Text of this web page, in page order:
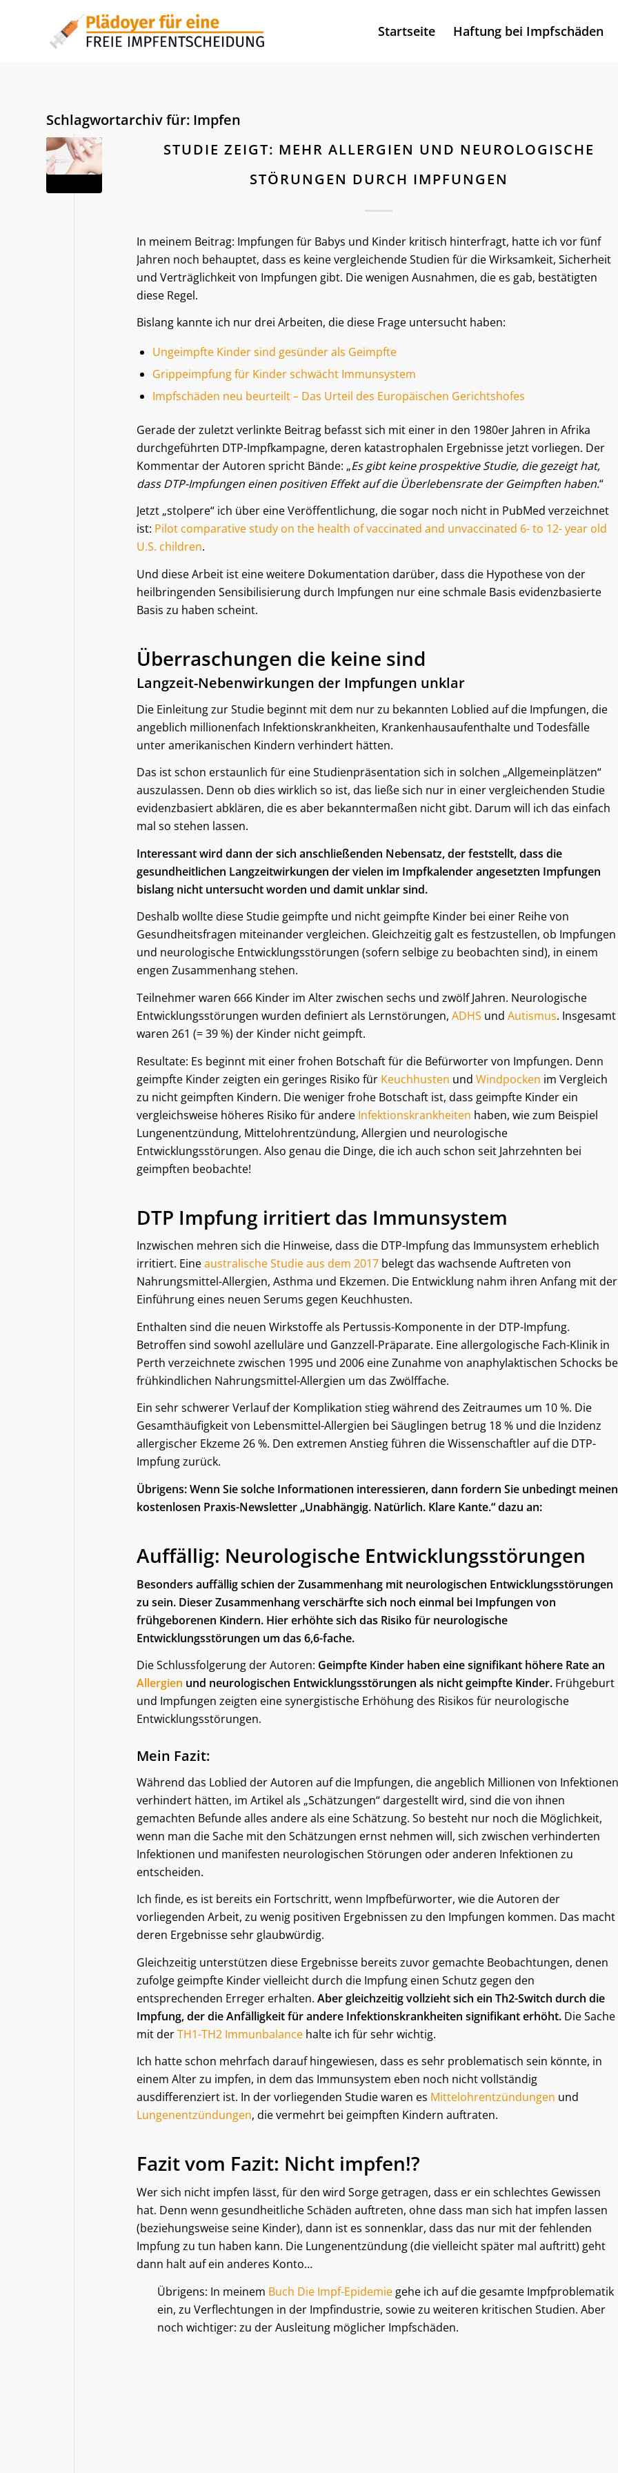
Startseite Haftung bei Impfschäden
Schlagwortarchiv für: Impfen
STUDIE ZEIGT: MEHR ALLERGIEN UND NEUROLOGISCHE
STÖRUNGEN DURCH IMPFUNGEN
In meinem Beitrag: Impfungen für Babys und Kinder kritisch hinterfragt, hatte ich vor fünf
Jahren noch behauptet, dass es keine vergleichende Studien für die Wirksamkeit, Sicherheit
und Verträglichkeit von Impfungen gibt. Die wenigen Ausnahmen, die es gab, bestätigten
diese Regel.
Bislang kannte ich nur drei Arbeiten, die diese Frage untersucht haben:
Ungeimpfte Kinder sind gesünder als Geimpfte
Grippeimpfung für Kinder schwächt Immunsystem
Impfschäden neu beurteilt – Das Urteil des Europäischen Gerichtshofes
Gerade der zuletzt verlinkte Beitrag befasst sich mit einer in den 1980er Jahren in Afrika
durchgeführten DTP-Impfkampagne, deren katastrophalen Ergebnisse jetzt vorliegen. Der
Kommentar der Autoren spricht Bände: „Es gibt keine prospektive Studie, die gezeigt hat,
dass DTP-Impfungen einen positiven Effekt auf die Überlebensrate der Geimpften haben.“
Jetzt „stolpere“ ich über eine Veröffentlichung, die sogar noch nicht in PubMed verzeichnet
ist: Pilot comparative study on the health of vaccinated and unvaccinated 6- to 12- year old
U.S. children.
Und diese Arbeit ist eine weitere Dokumentation darüber, dass die Hypothese von der
heilbringenden Sensibilisierung durch Impfungen nur eine schmale Basis evidenzbasierte
Basis zu haben scheint.
Überraschungen die keine sind
Langzeit-Nebenwirkungen der Impfungen unklar
Die Einleitung zur Studie beginnt mit dem nur zu bekannten Loblied auf die Impfungen, die
angeblich millionenfach Infektionskrankheiten, Krankenhausaufenthalte und Todesfälle
unter amerikanischen Kindern verhindert hätten.
Das ist schon erstaunlich für eine Studienpräsentation sich in solchen „Allgemeinplätzen“
auszulassen. Denn ob dies wirklich so ist, das ließe sich nur in einer vergleichenden Studie
evidenzbasiert abklären, die es aber bekanntermaßen nicht gibt. Darum will ich das einfach
mal so stehen lassen.
Interessant wird dann der sich anschließenden Nebensatz, der feststellt, dass die
gesundheitlichen Langzeitwirkungen der vielen im Impfkalender angesetzten Impfungen
bislang nicht untersucht worden und damit unklar sind.
Deshalb wollte diese Studie geimpfte und nicht geimpfte Kinder bei einer Reihe von
Gesundheitsfragen miteinander vergleichen. Gleichzeitig galt es festzustellen, ob Impfungen
und neurologische Entwicklungsstörungen (sofern selbige zu beobachten sind), in einem
engen Zusammenhang stehen.
Teilnehmer waren 666 Kinder im Alter zwischen sechs und zwölf Jahren. Neurologische
Entwicklungsstörungen wurden definiert als Lernstörungen, ADHS und Autismus. Insgesamt
waren 261 (= 39 %) der Kinder nicht geimpft.
Resultate: Es beginnt mit einer frohen Botschaft für die Befürworter von Impfungen. Denn
geimpfte Kinder zeigten ein geringes Risiko für Keuchhusten und Windpocken im Vergleich
zu nicht geimpften Kindern. Die weniger frohe Botschaft ist, dass geimpfte Kinder ein
vergleichsweise höheres Risiko für andere Infektionskrankheiten haben, wie zum Beispiel
Lungenentzündung, Mittelohrentzündung, Allergien und neurologische
Entwicklungsstörungen. Also genau die Dinge, die ich auch schon seit Jahrzehnten bei
geimpften beobachte!
DTP Impfung irritiert das Immunsystem
Inzwischen mehren sich die Hinweise, dass die DTP-Impfung das Immunsystem erheblich
irritiert. Eineaustralische Studie aus dem 2017 belegt das wachsende Auftreten von
Nahrungsmittel-Allergien, Asthma und Ekzemen. Die Entwicklung nahm ihren Anfang mit der
Einführung eines neuen Serums gegen Keuchhusten.
Enthalten sind die neuen Wirkstoffe als Pertussis-Komponente in der DTP-Impfung.
Betroffen sind sowohl azelluläre und Ganzzell-Präparate. Eine allergologische Fach-Klinik in
Perth verzeichnete zwischen 1995 und 2006 eine Zunahme von anaphylaktischen Schocks
frühkindlichen Nahrungsmittel-Allergien um das Zwölffache.
Ein sehr schwerer Verlauf der Komplikation stieg während des Zeitraumes um 10 %. Die
Gesamthäufigkeit von Lebensmittel-Allergien bei Säuglingen betrug 18 % und die Inzidenz
allergischer Ekzeme 26 %. Den extremen Anstieg führen die Wissenschaftler auf die DTP-
Impfung zurück.
Übrigens: Wenn Sie solche Informationen interessieren, dann fordern Sie unbedingt meinen
kostenlosen Praxis-Newsletter „Unabhängig. Natürlich. Klare Kante.“ dazu an:
Auffällig: Neurologische Entwicklungsstörungen
Besonders auffällig schien der Zusammenhang mit neurologischen Entwicklungsstörungen
zu sein. Dieser Zusammenhang verschärfte sich noch einmal bei Impfungen von
frühgeborenen Kindern. Hier erhöhte sich das Risiko für neurologische
Entwicklungsstörungen um das 6,6-fache.
Die Schlussfolgerung der Autoren: Geimpfte Kinder haben eine signifikant höhere Rate an
Allergien und neurologischen Entwicklungsstörungen als nicht geimpfte Kinder. Frühgeburt
und Impfungen zeigten eine synergistische Erhöhung des Risikos für neurologische
Entwicklungsstörungen.
Mein Fazit:
Während das Loblied der Autoren auf die Impfungen, die angeblich Millionen von Infektionen
verhindert hätten, im Artikel als „Schätzungen“ dargestellt wird, sind die von ihnen
gemachten Befunde alles andere als eine Schätzung. So besteht nur noch die Möglichkeit,
wenn man die Sache mit den Schätzungen ernst nehmen will, sich zwischen verhinderten
Infektionen und manifesten neurologischen Störungen oder anderen Infektionen zu
entscheiden.
Ich finde, es ist bereits ein Fortschritt, wenn Impfbefürworter, wie die Autoren der
vorliegenden Arbeit, zu wenig positiven Ergebnissen zu den Impfungen kommen. Das macht
deren Ergebnisse sehr glaubwürdig.
Gleichzeitig unterstützen diese Ergebnisse bereits zuvor gemachte Beobachtungen, denen
zufolge geimpfte Kinder vielleicht durch die Impfung einen Schutz gegen den
entsprechenden Erreger erhalten. Aber gleichzeitig vollzieht sich ein Th2-Switch durch die
Impfung, der die Anfälligkeit für andere Infektionskrankheiten signifikant erhöht. Die Sache
mit derTH1-TH2 Immunbalance halte ich für sehr wichtig.
Ich hatte schon mehrfach darauf hingewiesen, dass es sehr problematisch sein könnte, in
einem Alter zu impfen, in dem das Immunsystem eben noch nicht vollständig
ausdifferenziert ist. In der vorliegenden Studie waren es Mittelohrentzündungen und
Lungenentzündungen, die vermehrt bei geimpften Kindern auftraten.
Fazit vom Fazit: Nicht impfen!?
Wer sich nicht impfen lässt, für den wird Sorge getragen, dass er ein schlechtes Gewissen
hat. Denn wenn gesundheitliche Schäden auftreten, ohne dass man sich hat impfen lassen
(beziehungsweise seine Kinder), dann ist es sonnenklar, dass das nur mit der fehlenden
Impfung zu tun haben kann. Die Lungenentzündung (die vielleicht später mal auftritt) geht
dann halt auf ein anderes Konto…
Übrigens: In meinem Buch Die Impf-Epidemie gehe ich auf die gesamte Impfproblematik
ein, zu Verflechtungen in der Impfindustrie, sowie zu weiteren kritischen Studien. Aber
noch wichtiger: zu der Ausleitung möglicher Impfschäden.